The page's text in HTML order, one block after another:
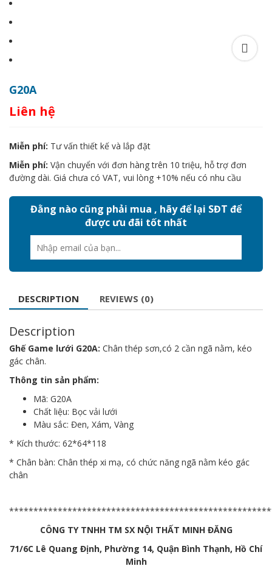
G20A
Liên hệ
Miễn phí: Tư vấn thiết kế và lắp đặt
Miễn phí: Vận chuyển với đơn hàng trên 10 triệu, hỗ trợ đơn
đường dài. Giá chưa có VAT, vui lòng +10% nếu có nhu cầu
Đằng nào cũng phải mua , hãy để lại SĐT để
được ưu đãi tốt nhất
DESCRIPTION REVIEWS (0)
Description
Ghế Game lưới G20A: Chân thép sơn,có 2 cần ngã nằm, kéo
gác chân.
Thông tin sản phẩm:
Mã: G20A
Chất liệu: Bọc vải lưới
Màu sắc: Đen, Xám, Vàng
* Kích thước: 62*64*118
* Chân bàn: Chân thép xi mạ, có chức năng ngã nằm kéo gác
chân
CÔNG TY TNHH TM SX NỘI THẤT MINH ĐĂNG
71/6C Lê Quang Định, Phường 14, Quận Bình Thạnh, Hồ Chí
Minh